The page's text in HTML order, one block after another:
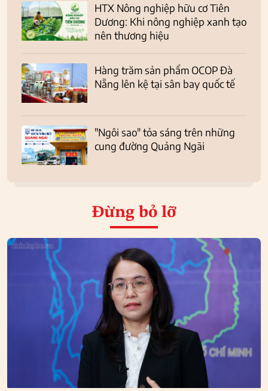
HTX Nông nghiệp hữu cơ Tiên
Dương: Khi nông nghiệp xanh tạo
nên thương hiệu
Hàng trăm sản phẩm OCOP Đà
Nẵng lên kệ tại sân bay quốc tế
"Ngôi sao" tỏa sáng trên những
cung đường Quảng Ngãi
Đừng bỏ lỡ